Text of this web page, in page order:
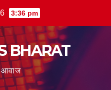
3:36 pm
BHARAT